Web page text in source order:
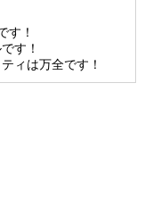
す！
す！
ィは万全です！